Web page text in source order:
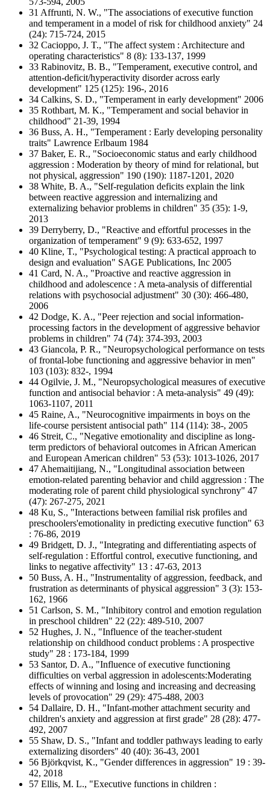
31 Affrunti, N. W., "The associations of executive function
and temperament in a model of risk for childhood anxiety" 24
(24): 715-724, 2015
32 Cacioppo, J. T., "The affect system : Architecture and
operating characteristics" 8 (8): 133-137, 1999
33 Rabinovitz, B. B., "Temperament, executive control, and
attention-deficit/hyperactivity disorder across early
development" 125 (125): 196-, 2016
34 Calkins, S. D., "Temperament in early development" 2006
35 Rothbart, M. K., "Temperament and social behavior in
childhood" 21-39, 1994
36 Buss, A. H., "Temperament : Early developing personality
traits" Lawrence Erlbaum 1984
37 Baker, E. R., "Socioeconomic status and early childhood
aggression : Moderation by theory of mind for relational, but
not physical, aggression" 190 (190): 1187-1201, 2020
38 White, B. A., "Self-regulation deficits explain the link
between reactive aggression and internalizing and
externalizing behavior problems in children" 35 (35): 1-9,
2013
39 Derryberry, D., "Reactive and effortful processes in the
organization of temperament" 9 (9): 633-652, 1997
40 Kline, T., "Psychological testing: A practical approach to
design and evaluation" SAGE Publications, Inc 2005
41 Card, N. A., "Proactive and reactive aggression in
childhood and adolescence : A meta-analysis of differential
relations with psychosocial adjustment" 30 (30): 466-480,
2006
42 Dodge, K. A., "Peer rejection and social information-
processing factors in the development of aggressive behavior
problems in children" 74 (74): 374-393, 2003
43 Giancola, P. R., "Neuropsychological performance on tests
of frontal-lobe functioning and aggressive behavior in men"
103 (103): 832-, 1994
44 Ogilvie, J. M., "Neuropsychological measures of executive
function and antisocial behavior : A meta-analysis" 49 (49):
1063-1107, 2011
45 Raine, A., "Neurocognitive impairments in boys on the
life-course persistent antisocial path" 114 (114): 38-, 2005
46 Streit, C., "Negative emotionality and discipline as long-
term predictors of behavioral outcomes in African American
and European American children" 53 (53): 1013-1026, 2017
47 Ahemaitijiang, N., "Longitudinal association between
emotion-related parenting behavior and child aggression : The
moderating role of parent child physiological synchrony" 47
(47): 267-275, 2021
48 Ku, S., "Interactions between familial risk profiles and
preschoolers'emotionality in predicting executive function" 63
: 76-86, 2019
49 Bridgett, D. J., "Integrating and differentiating aspects of
self-regulation : Effortful control, executive functioning, and
links to negative affectivity" 13 : 47-63, 2013
50 Buss, A. H., "Instrumentality of aggression, feedback, and
frustration as determinants of physical aggression" 3 (3): 153-
162, 1966
51 Carlson, S. M., "Inhibitory control and emotion regulation
in preschool children" 22 (22): 489-510, 2007
52 Hughes, J. N., "Influence of the teacher-student
relationship on childhood conduct problems : A prospective
study" 28 : 173-184, 1999
53 Santor, D. A., "Influence of executive functioning
difficulties on verbal aggression in adolescents:Moderating
effects of winning and losing and increasing and decreasing
levels of provocation" 29 (29): 475-488, 2003
54 Dallaire, D. H., "Infant-mother attachment security and
children's anxiety and aggression at first grade" 28 (28): 477-
492, 2007
55 Shaw, D. S., "Infant and toddler pathways leading to early
externalizing disorders" 40 (40): 36-43, 2001
56 Björkqvist, K., "Gender differences in aggression" 19 : 39-
42, 2018
57 Ellis, M. L., "Executive functions in children :